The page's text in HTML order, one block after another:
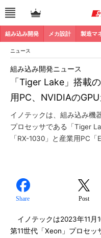
組み込み開発 メカ設計 製造マ
ニュース
「Tiger Lake」搭載
用PC、NVIDIAの
組み込み開発ニュース
イノテックは、組み込み機
プロセッサである「Tiger
「RX-1030」と産業用PC「
Share Post
イノテックは2023年11月
第11世代「Xeon」プロセ